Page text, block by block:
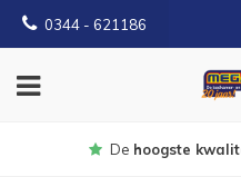
0344 - 621186
Gratis